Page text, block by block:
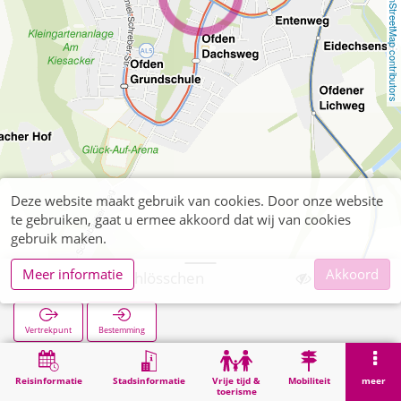
OpenStreetMap contributors
Reisinformatie Stadsinformatie
Vrije tijd &
toerisme
Mobiliteit meer
Ofden Bergschlösschen
Vertrekpunt Bestemming
Zoekopracht Ofden Bergschlösschen
Deze website maakt gebruik van cookies. Door onze website
te gebruiken, gaat u ermee akkoord dat wij van cookies
gebruik maken.
Meer informatie
Akkoord